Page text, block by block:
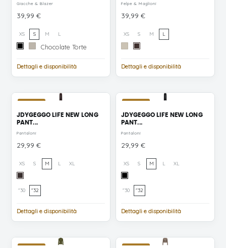
Giacche & Blazer
Prezzo
39,99 €
XS S M L
nero SilverChocolate Torte
Dettagli e disponibilità
Felpe & Maglioni
Prezzo
39,99 €
XS S M L
OatmealCoffee
Dettagli e disponibilità
JDYGEGGO LIFE NEW LONG
PANT...
Pantaloni
Prezzo
29,99 €
XS S M L XL
Chocolate
Torte
GOLD
"30 "32
Dettagli e disponibilità
JDYGEGGO LIFE NEW LONG
PANT...
Pantaloni
Prezzo
29,99 €
XS S M L XL
Black
GOLD
BUTTONS
"30 "32
Dettagli e disponibilità